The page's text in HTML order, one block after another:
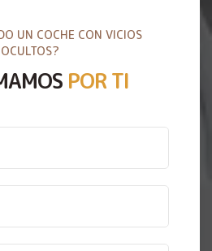
UN COCHE CON VICIOS
OCULTOS?
POR TI